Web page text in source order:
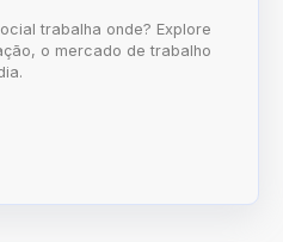
trabalha onde? Explore
o mercado de trabalho